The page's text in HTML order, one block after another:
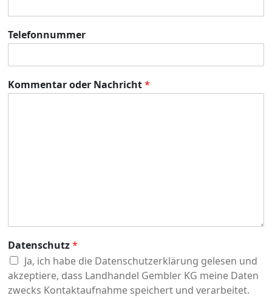
Telefonnummer
Kommentar oder Nachricht*
Datenschutz*
Ja, ich habe die Datenschutzerklärung gelesen und
akzeptiere, dass Landhandel Gembler KG meine Daten
zwecks Kontaktaufnahme speichert und verarbeitet.